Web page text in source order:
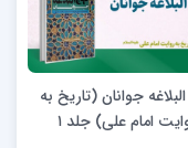
جوانان (تاریخ به
امام علی) جلد ۱